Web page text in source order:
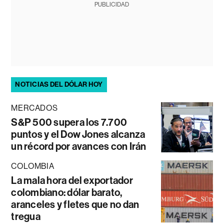
PUBLICIDAD
NOTICIAS DEL DÓLAR HOY
MERCADOS
S&P 500 supera los 7.700
puntos y el Dow Jones alcanza
un récord por avances con Irán
COLOMBIA
La mala hora del exportador
colombiano: dólar barato,
aranceles y fletes que no dan
tregua